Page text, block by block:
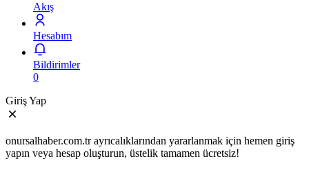
Akış
Hesabım
Bildirimler
0
Giriş Yap
onursalhaber.com.tr ayrıcalıklarından yararlanmak için hemen giriş
yapın veya hesap oluşturun, üstelik tamamen ücretsiz!